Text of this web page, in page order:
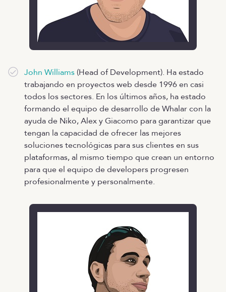
John Williams (Head of Development). Ha estado
trabajando en proyectos web desde 1996 en casi
todos los sectores. En los últimos años, ha estado
formando el equipo de desarrollo de Whalar con la
ayuda de Niko, Alex y Giacomo para garantizar que
tengan la capacidad de ofrecer las mejores
soluciones tecnológicas para sus clientes en sus
plataformas, al mismo tiempo que crean un entorno
para que el equipo de developers progresen
profesionalmente y personalmente.